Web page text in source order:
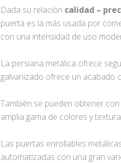
Dada su relación calidad –
puerta es la más usada por
con una intensidad de uso
La persiana metálica ofrece
galvanizado ofrece un acabado
También se pueden obtener con
amplia gama de colores y
Las puertas enrollables
automatizadas con una gran